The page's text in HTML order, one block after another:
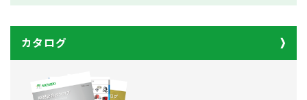
カタログ